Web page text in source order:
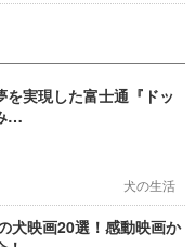
実現した富士通『ドッ
…
犬の生活
犬映画20選！感動映画か